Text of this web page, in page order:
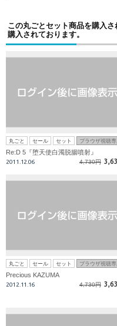
この丸ごとセット商品を購入
購入されております。
丸ごと セール セット ブラウザ視聴専
Re:D 5『堕天使白濁脱腸噴射』
2011.12.06 4,730円
丸ごと セール セット ブラウザ視聴専
Precious KAZUMA
2012.11.16 4,730円